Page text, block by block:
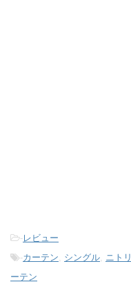
-レビュー
-カーテン, シングル, ニトリ
ーテン